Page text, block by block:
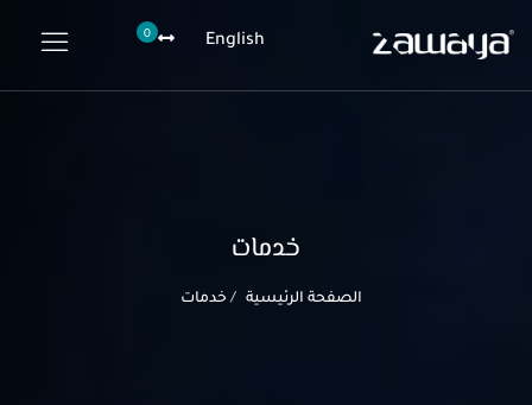
English
0
خدمات
الصفحة الرئيسية خدمات